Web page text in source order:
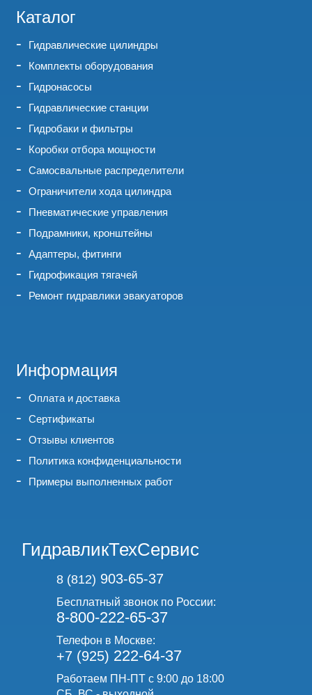
Каталог
Гидравлические цилиндры
Комплекты оборудования
Гидронасосы
Гидравлические станции
Гидробаки и фильтры
Коробки отбора мощности
Самосвальные распределители
Ограничители хода цилиндра
Пневматические управления
Подрамники, кронштейны
Адаптеры, фитинги
Гидрофикация тягачей
Ремонт гидравлики эвакуаторов
Информация
Оплата и доставка
Сертификаты
Отзывы клиентов
Политика конфиденциальности
Примеры выполненных работ
ГидравликТехСервис
8 (812) 903-65-37
Бесплатный звонок по России:
8-800-222-65-37
Телефон в Москве:
+7 (925) 222-64-37
Работаем ПН-ПТ с 9:00 до 18:00